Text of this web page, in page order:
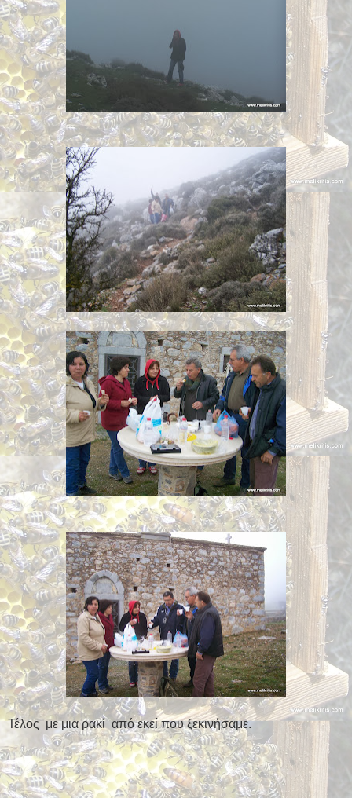
Τέλος με μια ρακί από εκεί που ξεκινήσαμε.